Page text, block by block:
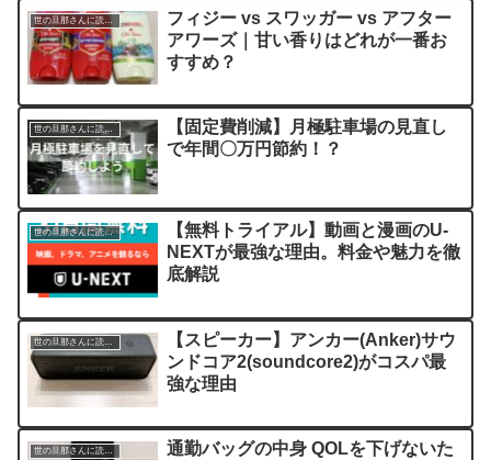
世の旦那さんに読んでほしい記事
フィジー vs スワッガー vs アフター
アワーズ｜甘い香りはどれが一番お
すすめ？
世の旦那さんに読んでほしい記事
【固定費削減】月極駐車場の見直し
で年間〇万円節約！？
世の旦那さんに読んでほしい記事
【無料トライアル】動画と漫画のU-
NEXTが最強な理由。料金や魅力を徹
底解説
世の旦那さんに読んでほしい記事
【スピーカー】アンカー(Anker)サウ
ンドコア2(soundcore2)がコスパ最
強な理由
世の旦那さんに読んでほしい記事
通勤バッグの中身 QOLを下げないた